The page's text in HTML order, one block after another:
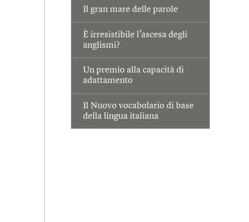
Il gran mare delle parole
È irresistibile l’ascesa degli
anglismi?
Un premio alla capacità di
adattamento
Il Nuovo vocabolario di base
della lingua italiana